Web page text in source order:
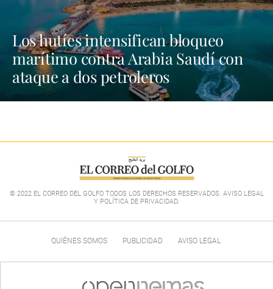
Los hutíes intensifican bloqueo
marítimo contra Arabia Saudí con
ataque a dos petroleros
© 2022 EL CORREO DEL GOLFO TODOS LOS DERECHOS RESERVADOS. AVISO LEGAL
Y POLÍTICA DE PRIVACIDAD.
QUIÉNES SOMOS PUBLICIDAD AVISO LEGAL